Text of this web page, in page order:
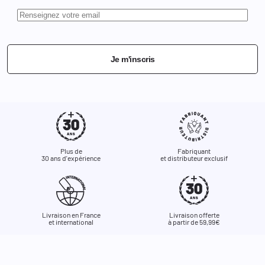
Je m'inscris
Plus de
30 ans d'expérience
Fabriquant
et distributeur exclusif
Livraison en France
et international
Livraison offerte
à partir de 59,99€